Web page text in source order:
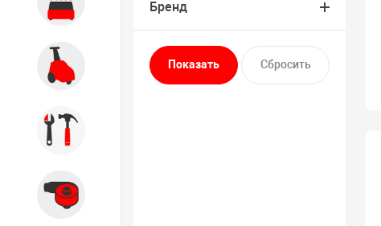
агрегатов
Автомоечное оборудование
Бренд